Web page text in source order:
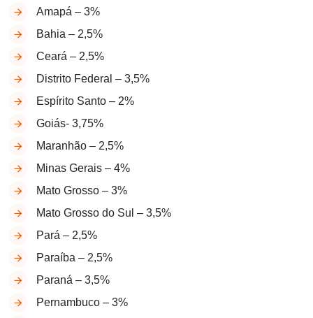
Amapá – 3%
Bahia – 2,5%
Ceará – 2,5%
Distrito Federal – 3,5%
Espírito Santo – 2%
Goiás- 3,75%
Maranhão – 2,5%
Minas Gerais – 4%
Mato Grosso – 3%
Mato Grosso do Sul – 3,5%
Pará – 2,5%
Paraíba – 2,5%
Paraná – 3,5%
Pernambuco – 3%